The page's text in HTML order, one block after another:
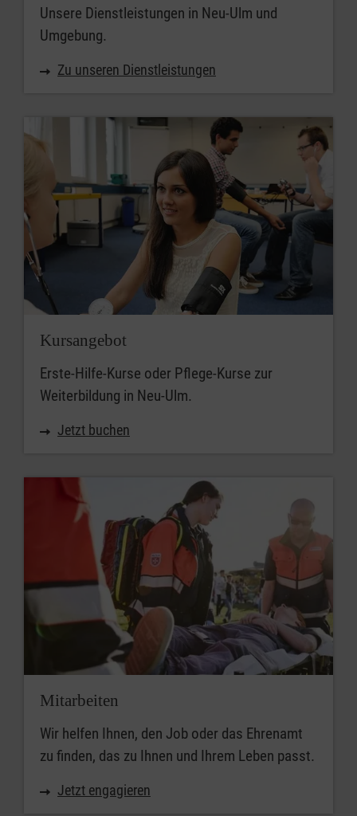
Unsere Dienstleistungen in Neu-Ulm und
Umgebung.
Zu unseren Dienstleistungen
Kursangebot
Erste-Hilfe-Kurse oder Pflege-Kurse zur
Weiterbildung in Neu-Ulm.
Jetzt buchen
Mitarbeiten
Wir helfen Ihnen, den Job oder das Ehrenamt
zu finden, das zu Ihnen und Ihrem Leben passt.
Jetzt engagieren